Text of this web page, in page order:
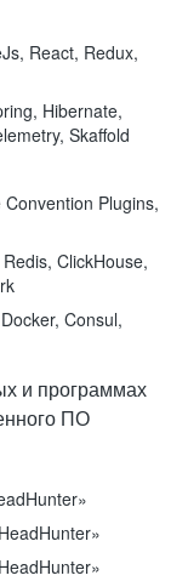
React, Redux,
Hibernate,
Skaffold
Plugins,
ClickHouse,
Consul,
и программах
ПО